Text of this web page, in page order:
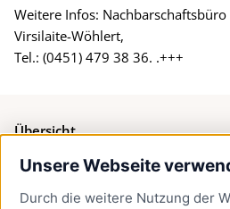
Unsere Webseite
Durch die weitere Nutzung der
Weitere Infos: Nachbarschaftsbüro
Virsilaite-Wöhlert,
Tel.: (0451) 479 38 36. .+++
Übersicht
Bürgerservice
Presse